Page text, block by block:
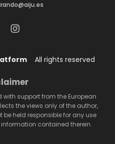
All rights reserved
support from the European
the views only of the author,
held responsible for any use
contained therein.